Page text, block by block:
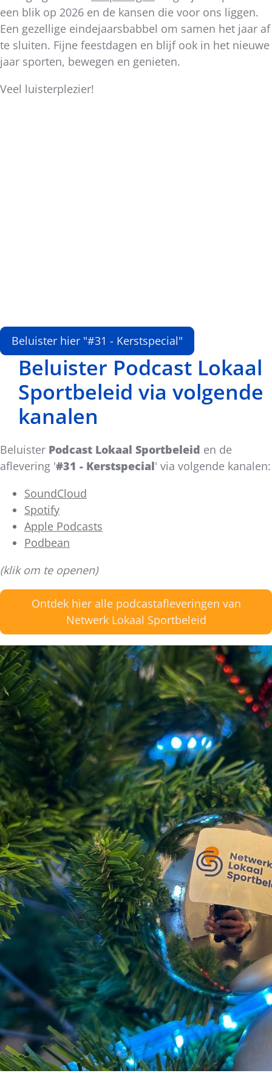
een blik op 2026 en de kansen die voor ons liggen.
Een gezellige eindejaarsbabbel om samen het jaar af
te sluiten. Fijne feestdagen en blijf ook in het nieuwe
jaar sporten, bewegen en genieten.
Veel luisterplezier!
Beluister hier "#31 - Kerstspecial"
Beluister Podcast Lokaal
Sportbeleid via volgende
kanalen
Beluister Podcast Lokaal Sportbeleid en de
aflevering '#31 - Kerstspecial' via volgende kanalen:
SoundCloud
Spotify
Apple Podcasts
Podbean
(klik om te openen)
Ontdek hier alle podcastafleveringen van
Netwerk Lokaal Sportbeleid